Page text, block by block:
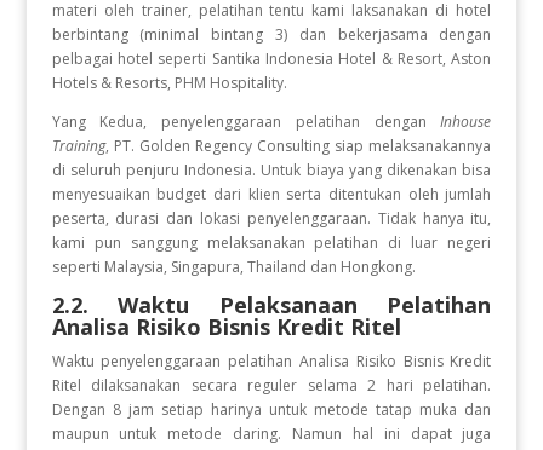
materi oleh trainer, pelatihan tentu kami laksanakan di hotel
berbintang (minimal bintang 3) dan bekerjasama dengan
pelbagai hotel seperti Santika Indonesia Hotel & Resort, Aston
Hotels & Resorts, PHM Hospitality.
Yang Kedua, penyelenggaraan pelatihan denganInhouse
Training, PT. Golden Regency Consulting siap melaksanakannya
di seluruh penjuru Indonesia. Untuk biaya yang dikenakan bisa
menyesuaikan budget dari klien serta ditentukan oleh jumlah
peserta, durasi dan lokasi penyelenggaraan. Tidak hanya itu,
kami pun sanggung melaksanakan pelatihan di luar negeri
seperti Malaysia, Singapura, Thailand dan Hongkong.
2.2. Waktu Pelaksanaan Pelatihan
Analisa Risiko Bisnis Kredit Ritel
Waktu penyelenggaraan pelatihan Analisa Risiko Bisnis Kredit
Ritel dilaksanakan secara reguler selama 2 hari pelatihan.
Dengan 8 jam setiap harinya untuk metode tatap muka dan
maupun untuk metode daring. Namun hal ini dapat juga